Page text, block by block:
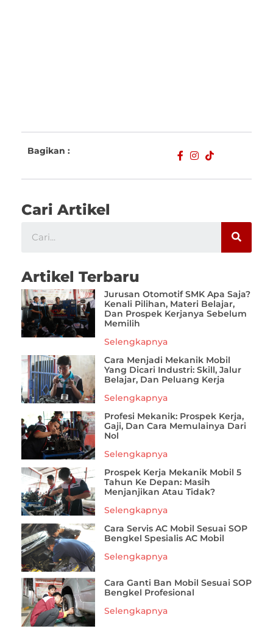
Bagikan :
Cari Artikel
Artikel Terbaru
Jurusan Otomotif SMK Apa Saja?
Kenali Pilihan, Materi Belajar,
Dan Prospek Kerjanya Sebelum
Memilih
Selengkapnya
Cara Menjadi Mekanik Mobil
Yang Dicari Industri: Skill, Jalur
Belajar, Dan Peluang Kerja
Selengkapnya
Profesi Mekanik: Prospek Kerja,
Gaji, Dan Cara Memulainya Dari
Nol
Selengkapnya
Prospek Kerja Mekanik Mobil 5
Tahun Ke Depan: Masih
Menjanjikan Atau Tidak?
Selengkapnya
Cara Servis AC Mobil Sesuai SOP
Bengkel Spesialis AC Mobil
Selengkapnya
Cara Ganti Ban Mobil Sesuai SOP
Bengkel Profesional
Selengkapnya